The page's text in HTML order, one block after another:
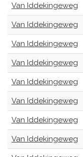
Van Iddekingeweg
Van Iddekingeweg
Van Iddekingeweg
Van Iddekingeweg
Van Iddekingeweg
Van Iddekingeweg
Van Iddekingeweg
Van Iddekingeweg